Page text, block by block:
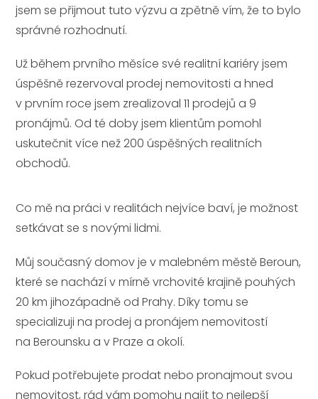
jsem se přijmout tuto výzvu a zpětně vím, že to bylo
správné rozhodnutí.
Už během prvního měsíce své realitní kariéry jsem
úspěšně rezervoval prodej nemovitosti a hned
v prvním roce jsem zrealizoval 11 prodejů a 9
pronájmů. Od té doby jsem klientům pomohl
uskutečnit více než 200 úspěšných realitních
obchodů.
Co mě na práci v realitách nejvíce baví, je možnost
setkávat se s novými lidmi.
Můj současný domov je v malebném městě Beroun,
které se nachází v mírně vrchovité krajině pouhých
20 km jihozápadně od Prahy. Díky tomu se
specializuji na prodej a pronájem nemovitostí
na Berounsku a v Praze a okolí.
Pokud potřebujete prodat nebo pronajmout svou
nemovitost, rád vám pomohu najít to nejlepší